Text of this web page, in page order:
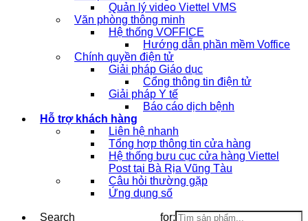
Quản lý video Viettel VMS
Văn phòng thông minh
Hệ thống VOFFICE
Hướng dẫn phần mềm Voffice
Chính quyền điện tử
Giải pháp Giáo dục
Cổng thông tin điện tử
Giải pháp Y tế
Báo cáo dịch bệnh
Hỗ trợ khách hàng
Liên hệ nhanh
Tổng hợp thông tin cửa hàng
Hệ thống bưu cục cửa hàng Viettel
Post tại Bà Rịa Vũng Tàu
Câu hỏi thường gặp
Ứng dụng số
Search for: